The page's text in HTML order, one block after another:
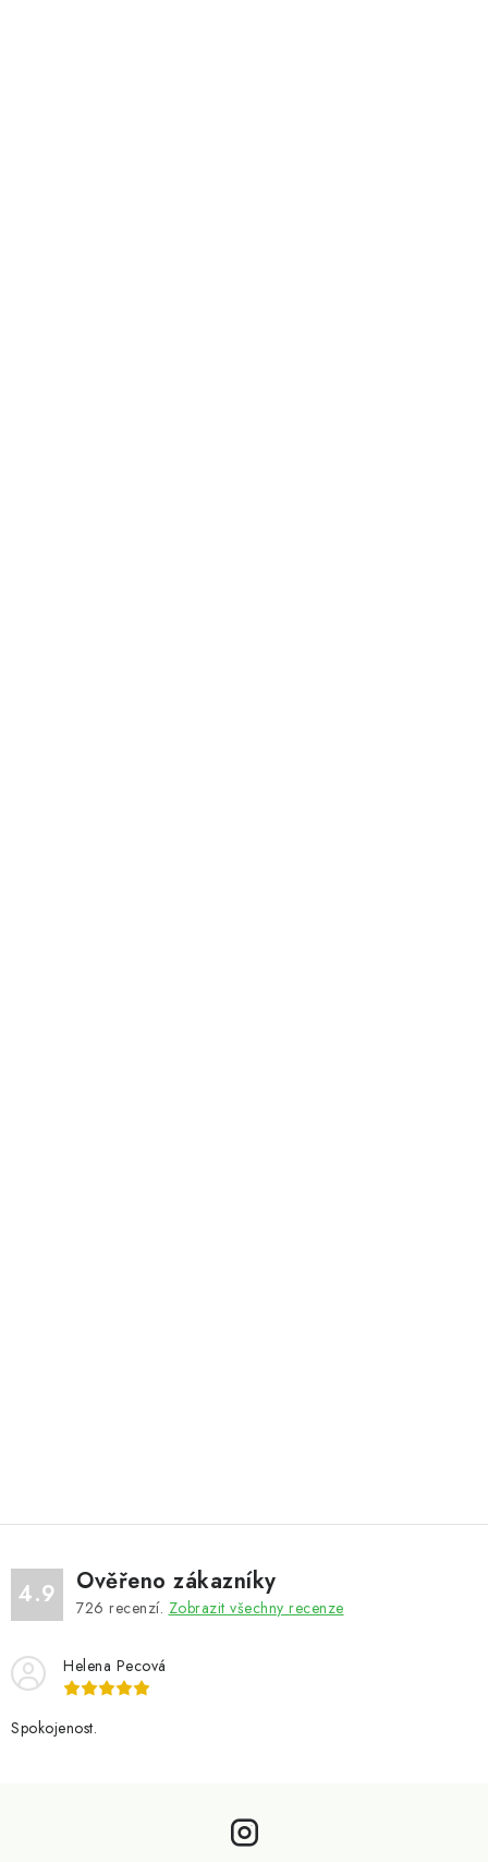
4.9 Ověřeno zákazníky
726 recenzí. Zobrazit všechny recenze
Helena Pecová
Spokojenost.